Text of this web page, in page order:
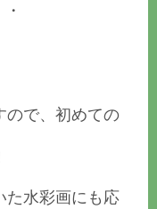
ので、初めての
た水彩画にも応